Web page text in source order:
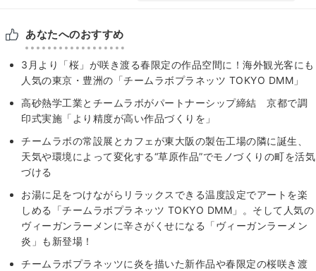
あなたへのおすすめ
3月より「桜」が咲き渡る春限定の作品空間に！海外観光客にも
人気の東京・豊洲の「チームラボプラネッツ TOKYO DMM」
高砂熱学工業とチームラボがパートナーシップ締結 京都で調
印式実施「より精度が高い作品づくりを」
チームラボの常設展とカフェが東大阪の製缶工場の隣に誕生、
天気や環境によって変化する“草原作品”でモノづくりの町を活気
づける
お湯に足をつけながらリラックスできる温度設定でアートを楽
しめる「チームラボプラネッツ TOKYO DMM」。そして人気の
ヴィーガンラーメンに辛さがくせになる「ヴィーガンラーメン
炎」も新登場！
チームラボプラネッツに炎を描いた新作品や春限定の桜咲き渡